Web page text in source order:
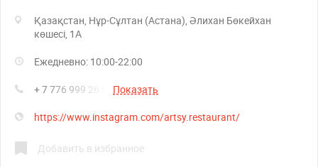
Қазақстан, Нұр-Сұлтан (Астана), Әлихан Бөкейхан
көшесі, 1А
Ежедневно: 10:00-22:00
+ 7 776 999 26 90 Показать
https://www.instagram.com/artsy.restaurant/
Добавить в избранное